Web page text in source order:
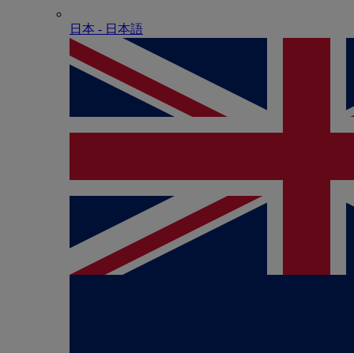
日本 - ⽇本語